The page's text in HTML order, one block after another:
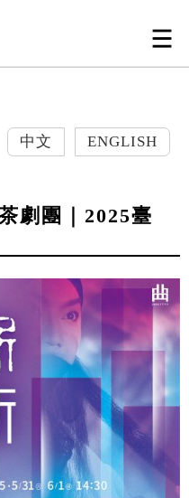
中文 ENGLISH
劇團｜2025臺